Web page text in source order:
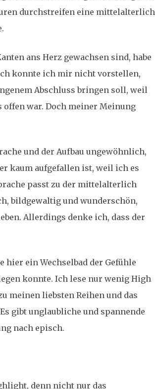
durchstreifen eine mittelalterlich
ans Herz gewachsen sind, habe
konnte ich mir nicht vorstellen,
Abschluss bringen soll, weil
offen war. Doch meiner Meinung
und der Aufbau ungewöhnlich,
kaum aufgefallen ist, weil ich es
passt zu der mittelalterlich
bildgewaltig und wunderschön,
Allerdings denke ich, dass der
hier ein Wechselbad der Gefühle
konnte. Ich lese nur wenig High
meinen liebsten Reihen und das
gibt unglaubliche und spannende
nach episch.
denn nicht nur das